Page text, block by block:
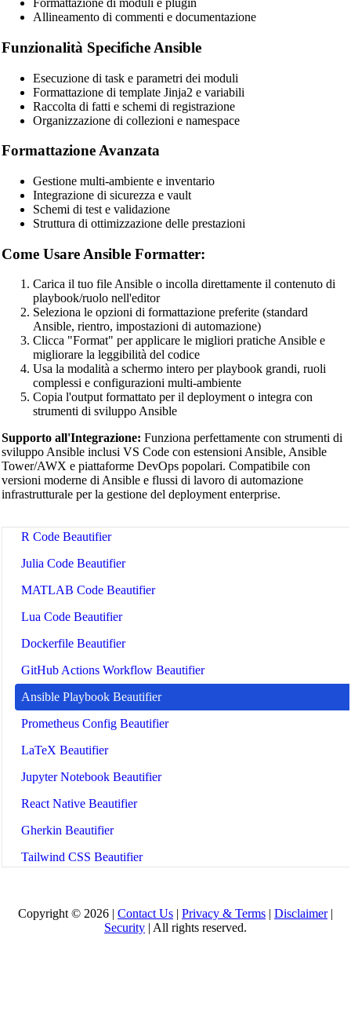
MySQL SQL Beautifier
MongoDB Query Beautifier
Nginx Config Beautifier
Apache Config Beautifier
PHP Beautifier
Swift Code Beautifier
CSV Beautifier
Redis Command Beautifier
Shell Script Beautifier
Batch Script Beautifier
C/C++ Code Beautifier
CUDA Code Beautifier
Scala Code Beautifier
Haskell Code Beautifier
R Code Beautifier
Julia Code Beautifier
MATLAB Code Beautifier
Lua Code Beautifier
Dockerfile Beautifier
GitHub Actions Workflow Beautifier
Ansible Playbook Beautifier
Prometheus Config Beautifier
LaTeX Beautifier
Jupyter Notebook Beautifier
React Native Beautifier
Gherkin Beautifier
Tailwind CSS Beautifier
Solidity Beautifier
Formattazione di moduli e plugin
Allineamento di commenti e documentazione
Funzionalità Specifiche Ansible
Esecuzione di task e parametri dei moduli
Formattazione di template Jinja2 e variabili
Raccolta di fatti e schemi di registrazione
Organizzazione di collezioni e namespace
Formattazione Avanzata
Gestione multi-ambiente e inventario
Integrazione di sicurezza e vault
Schemi di test e validazione
Struttura di ottimizzazione delle prestazioni
Come Usare Ansible Formatter:
Carica il tuo file Ansible o incolla direttamente il contenuto di
playbook/ruolo nell'editor
Seleziona le opzioni di formattazione preferite (standard
Ansible, rientro, impostazioni di automazione)
Clicca "Format" per applicare le migliori pratiche Ansible e
migliorare la leggibilità del codice
Usa la modalità a schermo intero per playbook grandi, ruoli
complessi e configurazioni multi-ambiente
Copia l'output formattato per il deployment o integra con
strumenti di sviluppo Ansible
Supporto all'Integrazione: Funziona perfettamente con strumenti di
sviluppo Ansible inclusi VS Code con estensioni Ansible, Ansible
Tower/AWX e piattaforme DevOps popolari. Compatibile con
versioni moderne di Ansible e flussi di lavoro di automazione
infrastrutturale per la gestione del deployment enterprise.
Copyright © 2026 | Contact Us | Privacy & Terms | Disclaimer|
Security | All rights reserved.